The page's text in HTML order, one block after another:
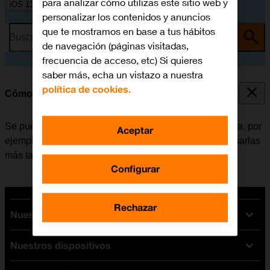
iOS 13.1
Busca por problema o tema
Cómo hacer una captura de pantalla
Se pueden hacer capturas de pantalla con el móvil para, por
ejemplo, compartirlas con los amigos o guardarlas y usarlas
más tarde.
Nuestras tarifas
Tarifas Orange
Tarifas fibra y móvil
Nuestros dispositivos
personalizar los contenidos y anuncios
que te mostramos en base a tus hábitos
de navegación (páginas visitadas,
frecuencia de acceso, etc) Si quieres
saber más, echa un vistazo a nuestra
política de cookies.
Configurar
Rechazar
Aceptar